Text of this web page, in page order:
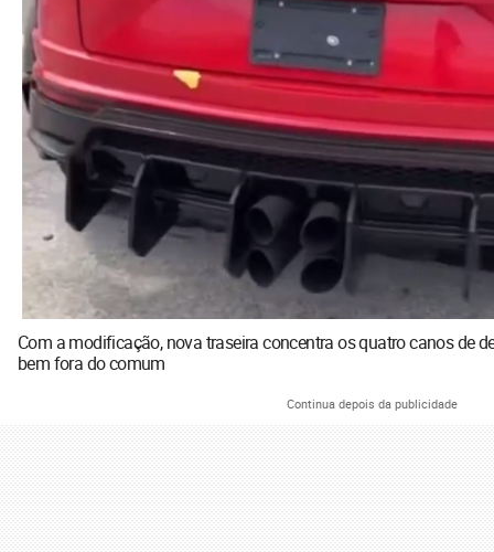
Com a modificação, nova traseira concentra os quatro canos de
bem fora do comum
Continua depois da publicidade